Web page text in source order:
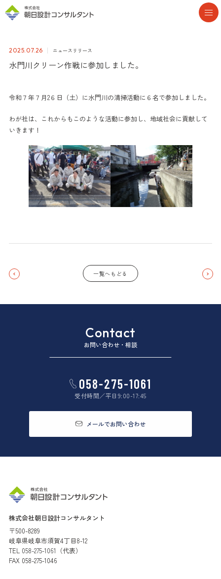
2025.07.26 ニュースリリース
水門川クリーン作戦に参加しました。
令和７年７月2６日（土）に水門川の清掃活動に６名で参加しました。
わが社は、これからもこのような活動に参加し、地域社会に貢献して
いきます！
一覧へもどる
Contact
お問い合わせ・相談
058-275-1061
受付時間／平日9:00-17:45
メールでお問い合わせ
株式会社朝日設計コンサルタント
〒500-8289
岐阜県岐阜市須賀4丁目8-12
TEL 058-275-1061 （代表）
FAX 058-275-1046